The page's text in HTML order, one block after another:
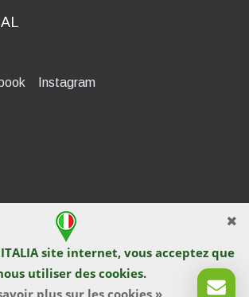
site internet, vous acceptez que
utiliser descookies.
plus sur les cookies »
Instagram
La Piana 430, 47835 Saludecio (RN), Italia.
P.IVA: 04421580400. Tel +39 0541
1480041
2026. L`impression et la copie de textes et de
sont interdites par les propriétaires de